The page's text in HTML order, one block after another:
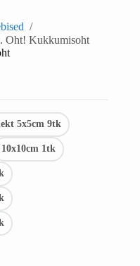
/
Oht! Kukkumisoht
5x5cm 9tk
10x10cm 1tk